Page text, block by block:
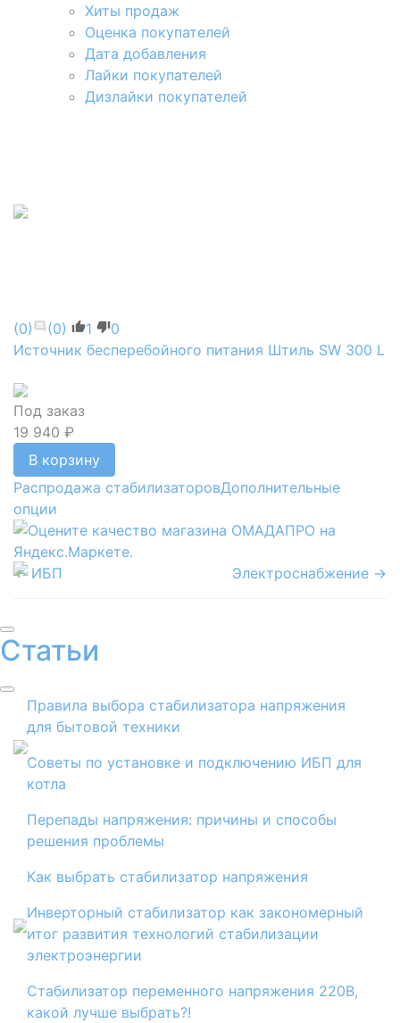
Хиты продаж
Оценка покупателей
Дата добавления
Лайки покупателей
Дизлайки покупателей
(0) (0) 1
0
Источник бесперебойного питания Штиль SW 300 L
Под заказ
19 940 ₽
В корзину
Распродажа стабилизаторовДополнительные
опции
Электроснабжение →
← ИБП
Статьи
Правила выбора стабилизатора напряжения
для бытовой техники
Советы по установке и подключению ИБП для
котла
Перепады напряжения: причины и способы
решения проблемы
​Как выбрать стабилизатор напряжения
Инверторный стабилизатор как закономерный
итог развития технологий стабилизации
электроэнергии
Стабилизатор переменного напряжения 220В,
какой лучше выбрать?!